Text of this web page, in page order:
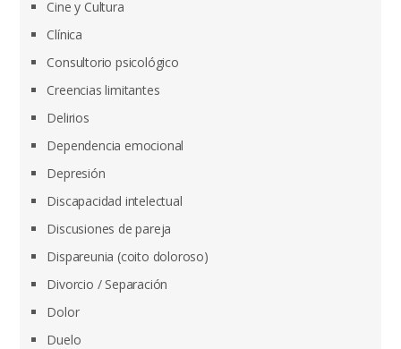
Cine y Cultura
Clínica
Consultorio psicológico
Creencias limitantes
Delirios
Dependencia emocional
Depresión
Discapacidad intelectual
Discusiones de pareja
Dispareunia (coito doloroso)
Divorcio / Separación
Dolor
Duelo